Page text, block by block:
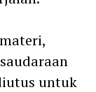
untuk